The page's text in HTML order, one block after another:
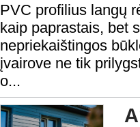
PVC profilius langų
kaip paprastais, bet
nepriekaištingos
įvairove ne tik
o...